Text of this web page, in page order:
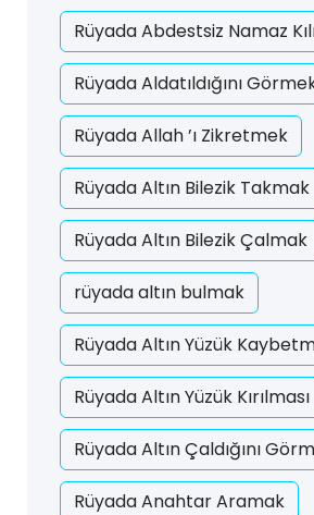
Rüyada Abdestsiz Namaz
Rüyada Aldatıldığını
Rüyada Allah ’ı Zikretmek
Rüyada Altın Bilezik Takmak
Rüyada Altın Bilezik Çalmak
rüyada altın bulmak
Rüyada Altın Yüzük
Rüyada Altın Yüzük Kırılması
Rüyada Altın Çaldığını
Rüyada Anahtar Aramak